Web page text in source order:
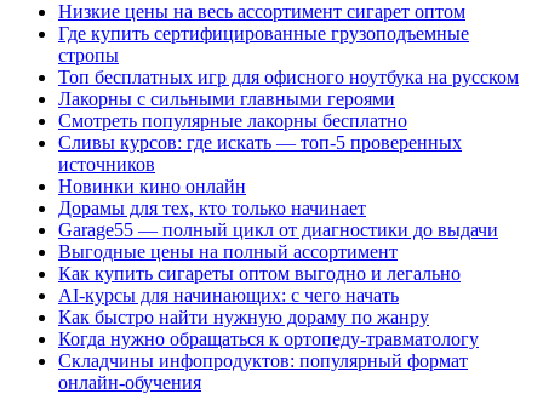
Низкие цены на весь ассортимент сигарет оптом
Где купить сертифицированные грузоподъемные
стропы
Топ бесплатных игр для офисного ноутбука на русском
Лакорны с сильными главными героями
Смотреть популярные лакорны бесплатно
Сливы курсов: где искать — топ-5 проверенных
источников
Новинки кино онлайн
Дорамы для тех, кто только начинает
Garage55 — полный цикл от диагностики до выдачи
Выгодные цены на полный ассортимент
Как купить сигареты оптом выгодно и легально
AI-курсы для начинающих: с чего начать
Как быстро найти нужную дораму по жанру
Когда нужно обращаться к ортопеду-травматологу
Складчины инфопродуктов: популярный формат
онлайн-обучения